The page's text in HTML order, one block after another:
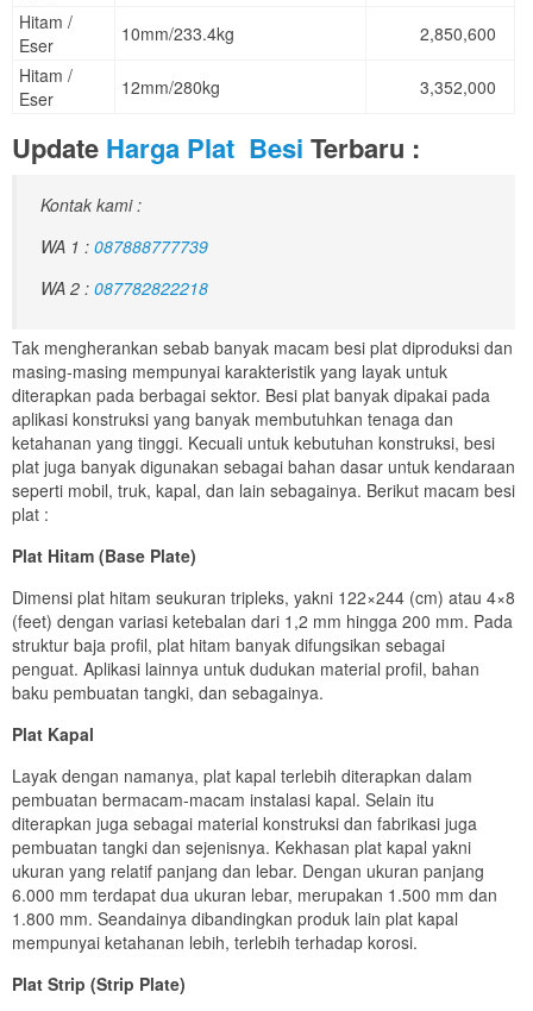
Hitam /
Eser
10mm/233.4kg
2,850,600
Hitam /
Eser
12mm/280kg 3,352,000
Update Harga Plat Besi Terbaru :
Kontak kami :
WA 1 : 087888777739
WA 2 : 087782822218
Tak mengherankan sebab banyak macam besi plat diproduksi dan
masing-masing mempunyai karakteristik yang layak untuk
diterapkan pada berbagai sektor. Besi plat banyak dipakai pada
aplikasi konstruksi yang banyak membutuhkan tenaga dan
ketahanan yang tinggi. Kecuali untuk kebutuhan konstruksi, besi
plat juga banyak digunakan sebagai bahan dasar untuk kendaraan
seperti mobil, truk, kapal, dan lain sebagainya. Berikut macam besi
plat :
Plat Hitam (Base Plate)
Dimensi plat hitam seukuran tripleks, yakni 122×244 (cm) atau 4×8
(feet) dengan variasi ketebalan dari 1,2 mm hingga 200 mm. Pada
struktur baja profil, plat hitam banyak difungsikan sebagai
penguat. Aplikasi lainnya untuk dudukan material profil, bahan
baku pembuatan tangki, dan sebagainya.
Plat Kapal
Layak dengan namanya, plat kapal terlebih diterapkan dalam
pembuatan bermacam-macam instalasi kapal. Selain itu
diterapkan juga sebagai material konstruksi dan fabrikasi juga
pembuatan tangki dan sejenisnya. Kekhasan plat kapal yakni
ukuran yang relatif panjang dan lebar. Dengan ukuran panjang
6.000 mm terdapat dua ukuran lebar, merupakan 1.500 mm dan
1.800 mm. Seandainya dibandingkan produk lain plat kapal
mempunyai ketahanan lebih, terlebih terhadap korosi.
Plat Strip (Strip Plate)